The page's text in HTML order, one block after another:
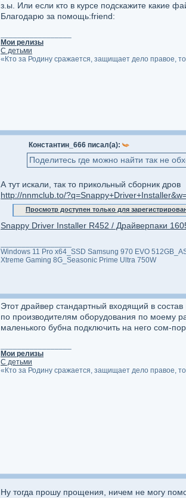
з.ы. Или если кто в курсе подскажите какие
Благодарю за помощь:friend:
Мои релизы
С детьми
«Кто за Родину сражается, защищает дело правое,
Константин_666 писал(а):
Поделитесь где можно найти так не
А тут искали, так то прикольный сборник дров
http://nnmclub.to/
Просмотр доступен только для
Snappy Driver Installer R452 / Драйверпаки
Windows 11 Pro x64_SSD Samsung 970 EVO
Xtreme Gaming 8G_Seasonic Prime Ultra 750W
Этот драйвер стандартный входящий в
по производителям оборудования по моему
маленького бубна подключить на него сом-
Мои релизы
С детьми
«Кто за Родину сражается, защищает дело правое,
Ну тогда прошу прощения, ничем не могу